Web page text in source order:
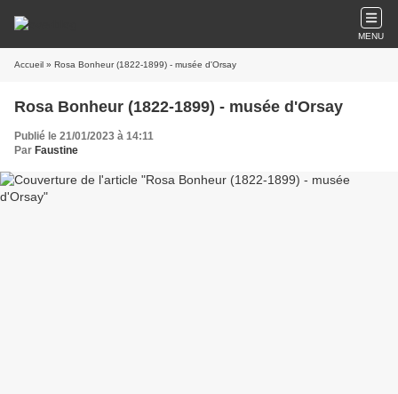
MENU
Accueil » Rosa Bonheur (1822-1899) - musée d'Orsay
Rosa Bonheur (1822-1899) - musée d'Orsay
Publié le 21/01/2023 à 14:11
Par Faustine